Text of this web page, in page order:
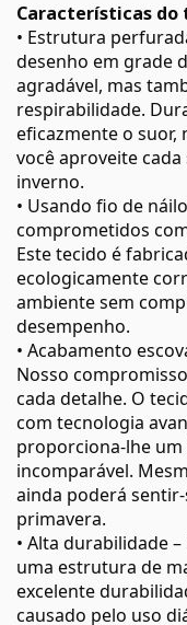
Características do
• Estrutura
desenho em grade
agradável, mas
respirabilidade.
eficazmente o suor,
você aproveite
inverno.
• Usando fio de
comprometidos
Este tecido é
ecologicamente
ambiente sem
desempenho.
• Acabamento
Nosso
cada detalhe. O
com tecnologia
proporciona-lhe
incomparável.
ainda poderá
primavera.
• Alta durabilidade
uma estrutura de
excelente
causado pelo uso